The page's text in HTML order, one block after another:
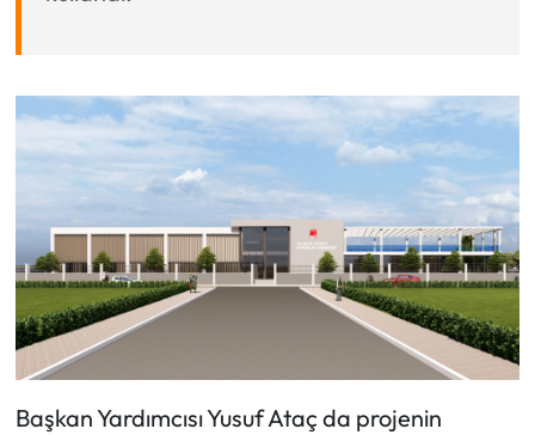
Başkan Yardımcısı Yusuf Ataç da projenin